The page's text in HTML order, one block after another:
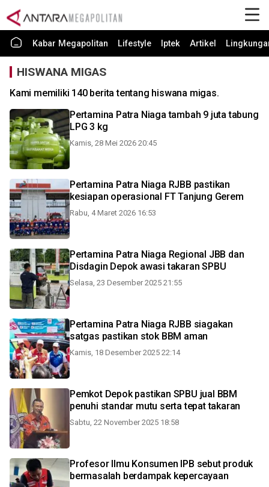
Kabar Megapolitan Lifestyle Iptek Artikel
HISWANA MIGAS
Kami memiliki 140 berita tentang hiswana migas.
Pertamina Patra Niaga tambah 9 juta tabung
LPG 3 kg
Kamis, 28 Mei 2026 20:45
Pertamina Patra Niaga RJBB pastikan
kesiapan operasional FT Tanjung Gerem
Rabu, 4 Maret 2026 16:53
Pertamina Patra Niaga Regional JBB dan
Disdagin Depok awasi takaran SPBU
Selasa, 23 Desember 2025 21:55
Pertamina Patra Niaga RJBB siagakan
satgas pastikan stok BBM aman
Kamis, 18 Desember 2025 22:14
Pemkot Depok pastikan SPBU jual BBM
penuhi standar mutu serta tepat takaran
Sabtu, 22 November 2025 18:58
Profesor Ilmu Konsumen IPB sebut produk
bermasalah berdampak kepercayaan